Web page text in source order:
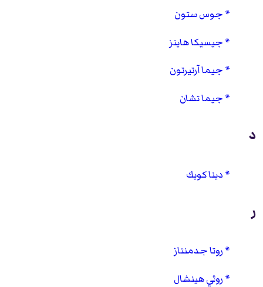
جوس ستون
جيسيكا هاينز
جيما آرتيرتون
جيما تشان
د
دينا كويك
ر
روتا جدمنتاز
روثي هينشال